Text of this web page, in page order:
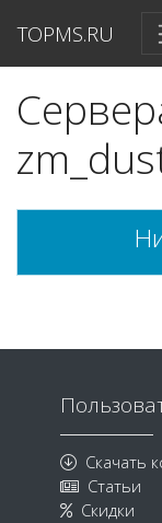
TOPMS.RU
Скачать
Статьи
Скидки